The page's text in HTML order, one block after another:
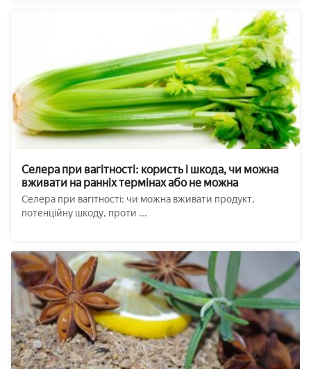
Селера при вагітності: користь і шкода, чи можна
вживати на ранніх термінах або не можна
Селера при вагітності: чи можна вживати продукт,
потенційну шкоду, проти ...